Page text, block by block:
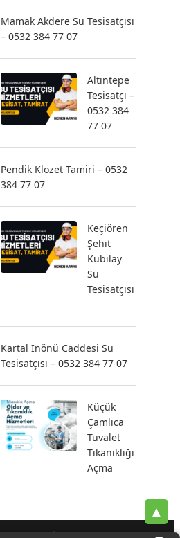
Mamak Akdere Su Tesisatçısı
– 0532 384 77 07
Altıntepe
Tesisatçı –
0532 384
77 07
Pendik Klozet Tamiri – 0532
384 77 07
Keçiören
Şehit
Kubilay
Su
Tesisatçısı
Kartal İnönü Caddesi Su
Tesisatçısı – 0532 384 77 07
Küçük
Çamlıca
Tuvalet
Tıkanıklığı
Açma
▲